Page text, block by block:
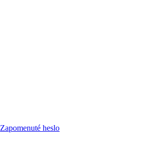
Zapomenuté heslo